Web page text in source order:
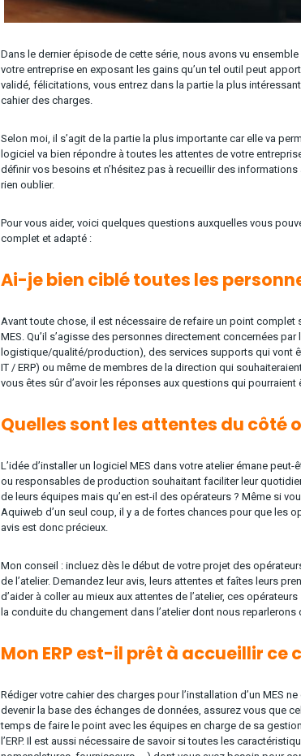
Dans le dernier épisode de cette série, nous avons vu
votre entreprise en exposant les gains qu’un tel outil peut
validé, félicitations, vous entrez dans la partie la plus
cahier des charges.
Selon moi, il s’agit de la partie la plus importante car elle va
logiciel va bien répondre à toutes les attentes de votre
définir vos besoins et n’hésitez pas à recueillir des
rien oublier.
Pour vous aider, voici quelques questions auxquelles vous
complet et adapté :
Ai-je bien ciblé toutes les
Avant toute chose, il est nécessaire de refaire un point
MES. Qu’il s’agisse des personnes directement concernées
logistique/qualité/production), des services supports qui vont
IT / ERP) ou même de membres de la direction qui
vous êtes sûr d’avoir les réponses aux questions qui
Quelles sont les attentes du côté
L’idée d’installer un logiciel MES dans votre atelier émane
ou responsables de production souhaitant faciliter leur
de leurs équipes mais qu’en est-il des opérateurs ? Même si
Aquiweb d’un seul coup, il y a de fortes chances pour que les
avis est donc précieux.
Mon conseil : incluez dès le début de votre projet des
de l’atelier. Demandez leur avis, leurs attentes et faîtes leurs
d’aider à coller au mieux aux attentes de l’atelier, ces
la conduite du changement dans l’atelier dont nous reparlerons
Mon ERP est-il prêt à accueillir ce
Rédiger votre cahier des charges pour l’installation d’un MES
devenir la base des échanges de données, assurez vous que
temps de faire le point avec les équipes en charge de sa
l’ERP. Il est aussi nécessaire de savoir si toutes les